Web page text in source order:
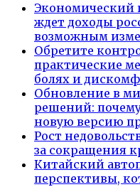
Экономический
ждет доходы
возможным
Обретите
практические
болях и
Обновление в
решений:
новую версию
Рост
за сокращения
Китайский
перспективы,